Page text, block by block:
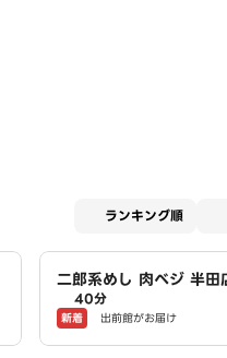
ランキング順
二郎系めし 肉ベジ 半田
40分
新着 出前館がお届け